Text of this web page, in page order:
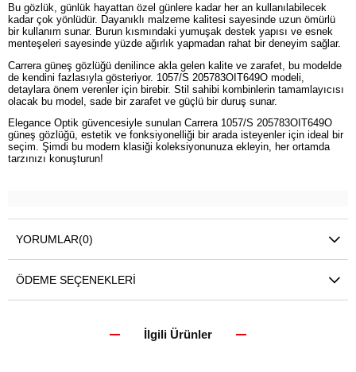
Bu gözlük, günlük hayattan özel günlere kadar her an kullanılabilecek
kadar çok yönlüdür. Dayanıklı malzeme kalitesi sayesinde uzun ömürlü
bir kullanım sunar. Burun kısmındaki yumuşak destek yapısı ve esnek
menteşeleri sayesinde yüzde ağırlık yapmadan rahat bir deneyim sağlar.
Carrera güneş gözlüğü denilince akla gelen kalite ve zarafet, bu modelde
de kendini fazlasıyla gösteriyor. 1057/S 205783OIT649O modeli,
detaylara önem verenler için birebir. Stil sahibi kombinlerin tamamlayıcısı
olacak bu model, sade bir zarafet ve güçlü bir duruş sunar.
Elegance Optik güvencesiyle sunulan Carrera 1057/S 205783OIT649O
güneş gözlüğü, estetik ve fonksiyonelliği bir arada isteyenler için ideal bir
seçim. Şimdi bu modern klasiği koleksiyonunuza ekleyin, her ortamda
tarzınızı konuşturun!
YORUMLAR(0)
ÖDEME SEÇENEKLERI
İlgili Ürünler